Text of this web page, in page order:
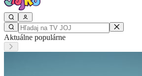
Aktuálne populárne